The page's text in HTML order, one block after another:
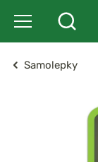
Samolepky